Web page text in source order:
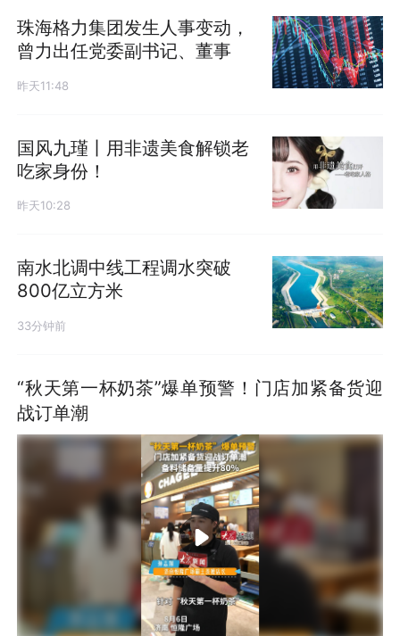
珠海格力集团发生人事变动，
曾力出任党委副书记、董事
昨天11:48
国风九瑾丨用非遗美食解锁老
吃家身份！
昨天10:28
南水北调中线工程调水突破
800亿立方米
33分钟前
“秋天第一杯奶茶”爆单预警！门店加紧备货迎
战订单潮